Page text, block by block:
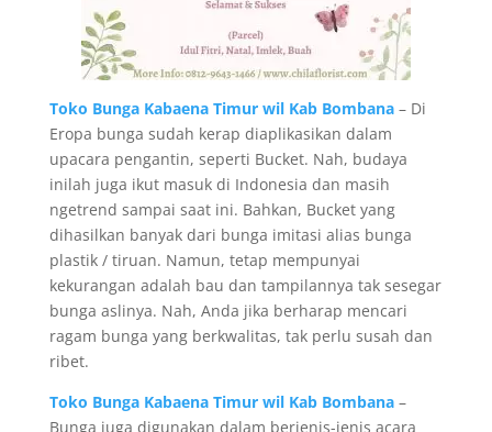
Toko Bunga Kabaena Timur wil Kab Bombana– Di
Eropa bunga sudah kerap diaplikasikan dalam
upacara pengantin, seperti Bucket. Nah, budaya
inilah juga ikut masuk di Indonesia dan masih
ngetrend sampai saat ini. Bahkan, Bucket yang
dihasilkan banyak dari bunga imitasi alias bunga
plastik / tiruan. Namun, tetap mempunyai
kekurangan adalah bau dan tampilannya tak sesegar
bunga aslinya. Nah, Anda jika berharap mencari
ragam bunga yang berkwalitas, tak perlu susah dan
ribet.
Toko Bunga Kabaena Timur wil Kab Bombana–
Bunga juga digunakan dalam berjenis-jenis acara